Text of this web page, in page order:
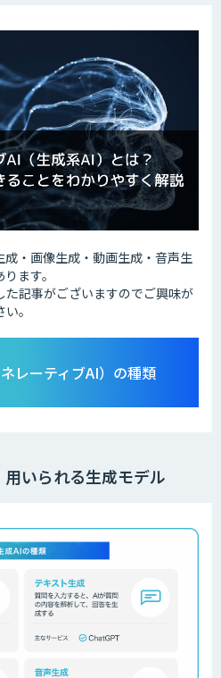
・画像生成・動画生成・音声生
ます。
記事がございますのでご興味が
。
レーティブAI）の種類
いられる生成モデル